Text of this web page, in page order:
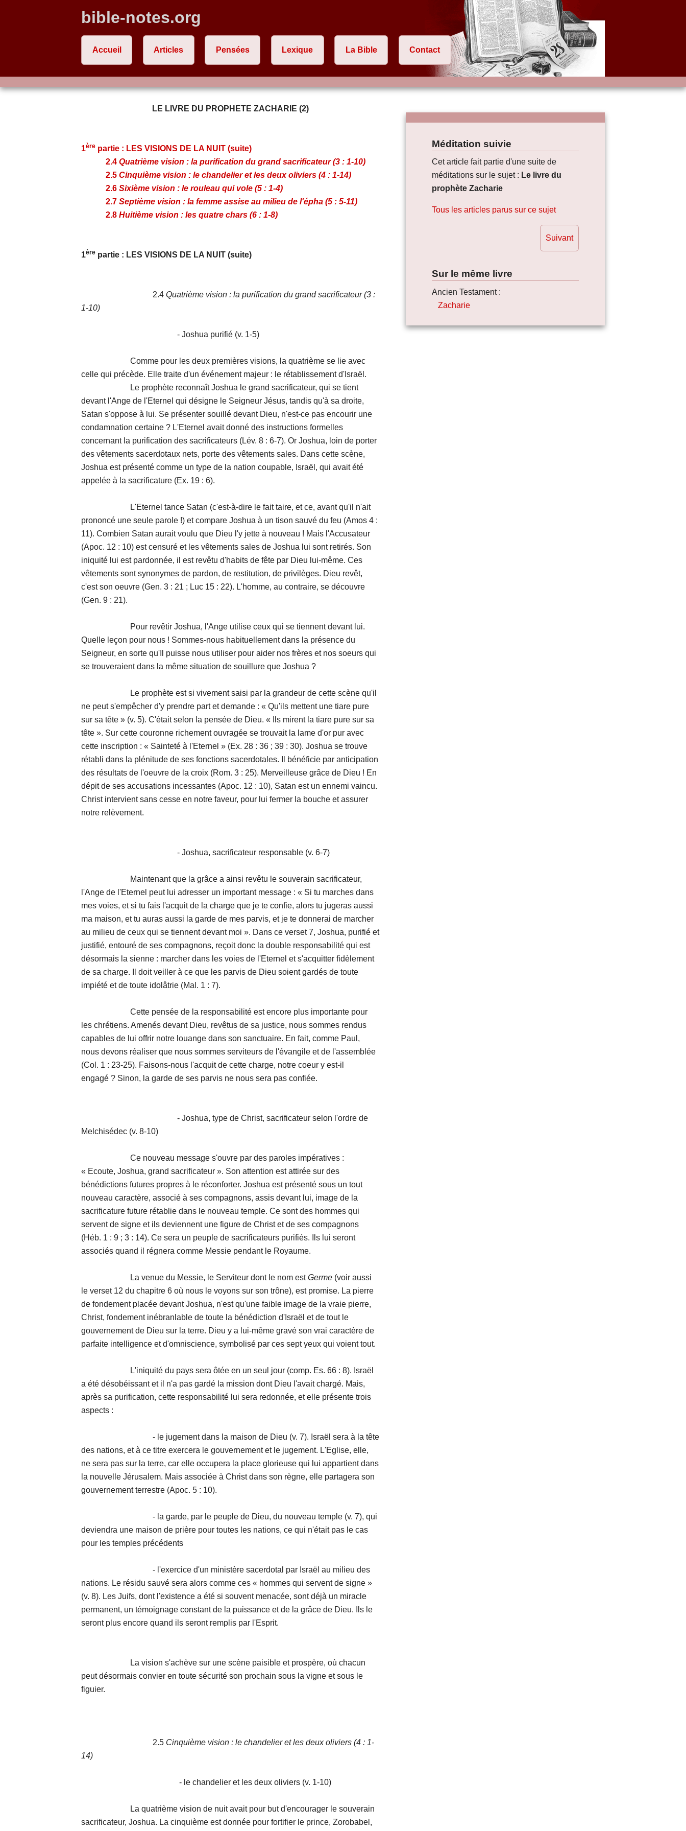
bible-notes.org
Accueil Articles Pensées Lexique La Bible Contact
Méditation suivie
Cet article fait partie d'une suite de
méditations sur le sujet : Le livre du
prophète Zacharie
Tous les articles parus sur ce sujet
Suivant
Sur le même livre
Ancien Testament :
Zacharie
LE LIVRE DU PROPHETE ZACHARIE (2)
1ère partie : LES VISIONS DE LA NUIT (suite)
2.4 Quatrième vision : la purification du grand sacrificateur (3 : 1-10)
2.5 Cinquième vision : le chandelier et les deux oliviers (4 : 1-14)
2.6 Sixième vision : le rouleau qui vole (5 : 1-4)
2.7 Septième vision : la femme assise au milieu de l'épha (5 : 5-11)
2.8 Huitième vision : les quatre chars (6 : 1-8)
1ère partie : LES VISIONS DE LA NUIT (suite)
2.4 Quatrième vision : la purification du grand sacrificateur (3 :
1-10)
- Joshua purifié (v. 1-5)
Comme pour les deux premières visions, la quatrième se lie avec
celle qui précède. Elle traite d'un événement majeur : le rétablissement d'Israël.
Le prophète reconnaît Joshua le grand sacrificateur, qui se tient
devant l'Ange de l'Eternel qui désigne le Seigneur Jésus, tandis qu'à sa droite,
Satan s'oppose à lui. Se présenter souillé devant Dieu, n'est-ce pas encourir une
condamnation certaine ? L'Eternel avait donné des instructions formelles
concernant la purification des sacrificateurs (Lév. 8 : 6-7). Or Joshua, loin de porter
des vêtements sacerdotaux nets, porte des vêtements sales. Dans cette scène,
Joshua est présenté comme un type de la nation coupable, Israël, qui avait été
appelée à la sacrificature (Ex. 19 : 6).
L'Eternel tance Satan (c'est-à-dire le fait taire, et ce, avant qu'il n'ait
prononcé une seule parole !) et compare Joshua à un tison sauvé du feu (Amos 4 :
11). Combien Satan aurait voulu que Dieu l'y jette à nouveau ! Mais l'Accusateur
(Apoc. 12 : 10) est censuré et les vêtements sales de Joshua lui sont retirés. Son
iniquité lui est pardonnée, il est revêtu d'habits de fête par Dieu lui-même. Ces
vêtements sont synonymes de pardon, de restitution, de privilèges. Dieu revêt,
c'est son oeuvre (Gen. 3 : 21 ; Luc 15 : 22). L'homme, au contraire, se découvre
(Gen. 9 : 21).
Pour revêtir Joshua, l'Ange utilise ceux qui se tiennent devant lui.
Quelle leçon pour nous ! Sommes-nous habituellement dans la présence du
Seigneur, en sorte qu'Il puisse nous utiliser pour aider nos frères et nos soeurs qui
se trouveraient dans la même situation de souillure que Joshua ?
Le prophète est si vivement saisi par la grandeur de cette scène qu'il
ne peut s'empêcher d'y prendre part et demande : « Qu'ils mettent une tiare pure
sur sa tête » (v. 5). C'était selon la pensée de Dieu. « Ils mirent la tiare pure sur sa
tête ». Sur cette couronne richement ouvragée se trouvait la lame d'or pur avec
cette inscription : « Sainteté à l'Eternel » (Ex. 28 : 36 ; 39 : 30). Joshua se trouve
rétabli dans la plénitude de ses fonctions sacerdotales. Il bénéficie par anticipation
des résultats de l'oeuvre de la croix (Rom. 3 : 25). Merveilleuse grâce de Dieu ! En
dépit de ses accusations incessantes (Apoc. 12 : 10), Satan est un ennemi vaincu.
Christ intervient sans cesse en notre faveur, pour lui fermer la bouche et assurer
notre relèvement.
- Joshua, sacrificateur responsable (v. 6-7)
Maintenant que la grâce a ainsi revêtu le souverain sacrificateur,
l'Ange de l'Eternel peut lui adresser un important message : « Si tu marches dans
mes voies, et si tu fais l'acquit de la charge que je te confie, alors tu jugeras aussi
ma maison, et tu auras aussi la garde de mes parvis, et je te donnerai de marcher
au milieu de ceux qui se tiennent devant moi ». Dans ce verset 7, Joshua, purifié et
justifié, entouré de ses compagnons, reçoit donc la double responsabilité qui est
désormais la sienne : marcher dans les voies de l'Eternel et s'acquitter fidèlement
de sa charge. Il doit veiller à ce que les parvis de Dieu soient gardés de toute
impiété et de toute idolâtrie (Mal. 1 : 7).
Cette pensée de la responsabilité est encore plus importante pour
les chrétiens. Amenés devant Dieu, revêtus de sa justice, nous sommes rendus
capables de lui offrir notre louange dans son sanctuaire. En fait, comme Paul,
nous devons réaliser que nous sommes serviteurs de l'évangile et de l'assemblée
(Col. 1 : 23-25). Faisons-nous l'acquit de cette charge, notre coeur y est-il
engagé ? Sinon, la garde de ses parvis ne nous sera pas confiée.
- Joshua, type de Christ, sacrificateur selon l'ordre de
Melchisédec (v. 8-10)
Ce nouveau message s'ouvre par des paroles impératives :
« Ecoute, Joshua, grand sacrificateur ». Son attention est attirée sur des
bénédictions futures propres à le réconforter. Joshua est présenté sous un tout
nouveau caractère, associé à ses compagnons, assis devant lui, image de la
sacrificature future rétablie dans le nouveau temple. Ce sont des hommes qui
servent de signe et ils deviennent une figure de Christ et de ses compagnons
(Héb. 1 : 9 ; 3 : 14). Ce sera un peuple de sacrificateurs purifiés. Ils lui seront
associés quand il régnera comme Messie pendant le Royaume.
La venue du Messie, le Serviteur dont le nom estGerme (voir aussi
le verset 12 du chapitre 6 où nous le voyons sur son trône), est promise. La pierre
de fondement placée devant Joshua, n'est qu'une faible image de la vraie pierre,
Christ, fondement inébranlable de toute la bénédiction d'Israël et de tout le
gouvernement de Dieu sur la terre. Dieu y a lui-même gravé son vrai caractère de
parfaite intelligence et d'omniscience, symbolisé par ces sept yeux qui voient tout.
L'iniquité du pays sera ôtée en un seul jour (comp. Es. 66 : 8). Israël
a été désobéissant et il n'a pas gardé la mission dont Dieu l'avait chargé. Mais,
après sa purification, cette responsabilité lui sera redonnée, et elle présente trois
aspects :
- le jugement dans la maison de Dieu (v. 7). Israël sera à la tête
des nations, et à ce titre exercera le gouvernement et le jugement. L'Eglise, elle,
ne sera pas sur la terre, car elle occupera la place glorieuse qui lui appartient dans
la nouvelle Jérusalem. Mais associée à Christ dans son règne, elle partagera son
gouvernement terrestre (Apoc. 5 : 10).
- la garde, par le peuple de Dieu, du nouveau temple (v. 7), qui
deviendra une maison de prière pour toutes les nations, ce qui n'était pas le cas
pour les temples précédents
- l'exercice d'un ministère sacerdotal par Israël au milieu des
nations. Le résidu sauvé sera alors comme ces « hommes qui servent de signe »
(v. 8). Les Juifs, dont l'existence a été si souvent menacée, sont déjà un miracle
permanent, un témoignage constant de la puissance et de la grâce de Dieu. Ils le
seront plus encore quand ils seront remplis par l'Esprit.
La vision s'achève sur une scène paisible et prospère, où chacun
peut désormais convier en toute sécurité son prochain sous la vigne et sous le
figuier.
2.5 Cinquième vision : le chandelier et les deux oliviers (4 : 1-
14)
- le chandelier et les deux oliviers (v. 1-10)
La quatrième vision de nuit avait pour but d'encourager le souverain
sacrificateur, Joshua. La cinquième est donnée pour fortifier le prince, Zorobabel,